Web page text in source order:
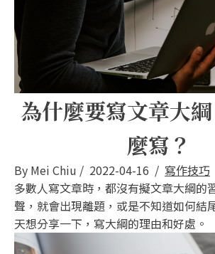
為什麼要寫文章大
麼寫？
By Mei Chiu / 2022-04-16 / 寫作技巧
多數人寫文章時，都沒有擬文章大綱的
聲，就會出現離題，或是不知道如何結
天想分享一下，寫大綱的理由和好處。